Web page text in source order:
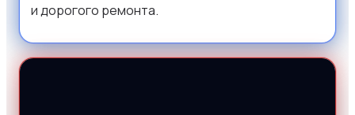
и дорогого ремонта.